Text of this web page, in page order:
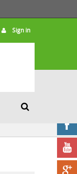
Sign in